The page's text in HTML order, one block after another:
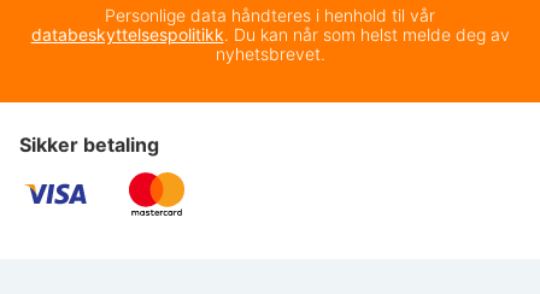
Personlige data håndteres i henhold til vår
databeskyttelsespolitikk. Du kan når som helst melde deg av
nyhetsbrevet.
Sikker betaling